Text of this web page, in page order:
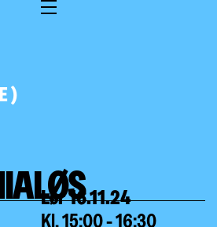
)
Lør 16.11.24
Kl. 15:00 - 16:30